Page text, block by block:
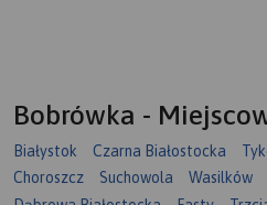
Bobrówka -
Białystok Czarna Białostocka
Choroszcz
Suchowola Wasilków